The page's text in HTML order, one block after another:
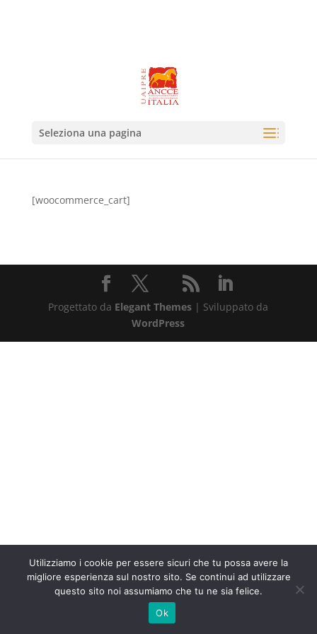
Seleziona una pagina
[woocommerce_cart]
Progettato da Elegant Themes | Sviluppato da
WordPress
Utilizziamo i cookie per essere sicuri che tu possa avere la
migliore esperienza sul nostro sito. Se continui ad utilizzare
questo sito noi assumiamo che tu ne sia felice.
Ok